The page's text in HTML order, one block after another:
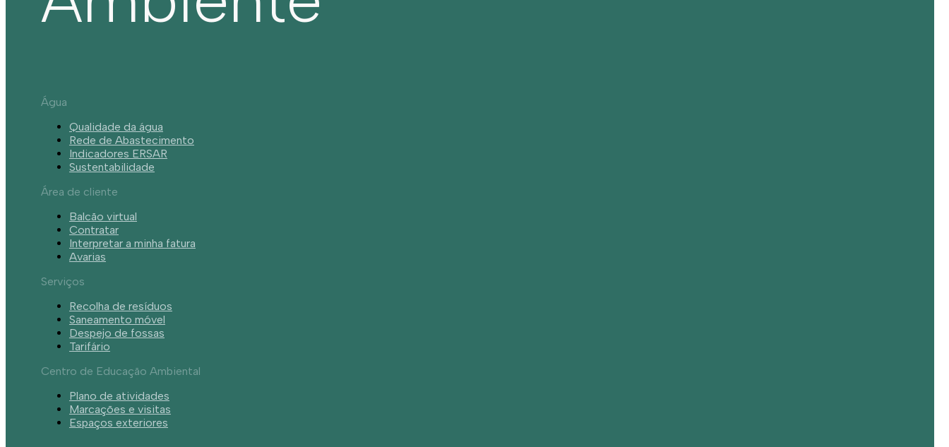
Água
Qualidade da água
Rede de Abastecimento
Indicadores ERSAR
Sustentabilidade
Área de cliente
Balcão virtual
Contratar
Interpretar a minha fatura
Avarias
Serviços
Recolha de resíduos
Saneamento móvel
Despejo de fossas
Tarifário
Centro de Educação Ambiental
Plano de atividades
Marcações e visitas
Espaços exteriores